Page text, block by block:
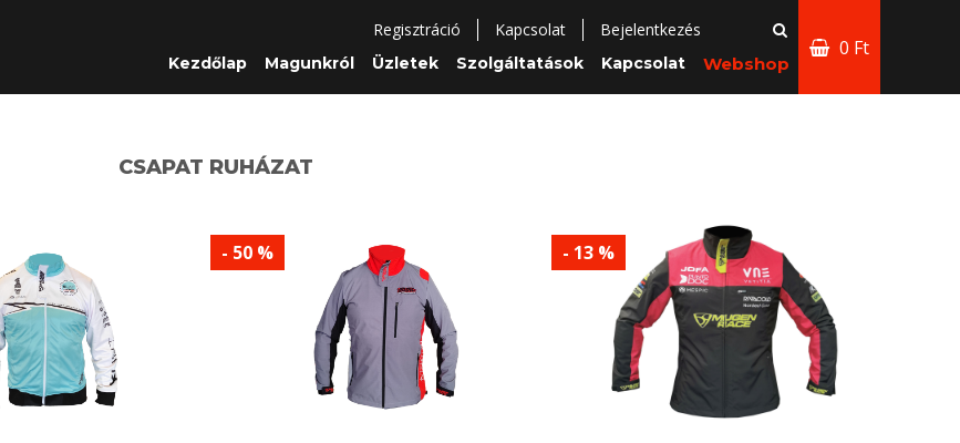
Regisztráció Kapcsolat Bejelentkezés
Kezdőlap Magunkról Üzletek Szolgáltatások Kapcsolat Webshop
0 Ft
CSAPAT RUHÁZAT
- 50 % - 13 %